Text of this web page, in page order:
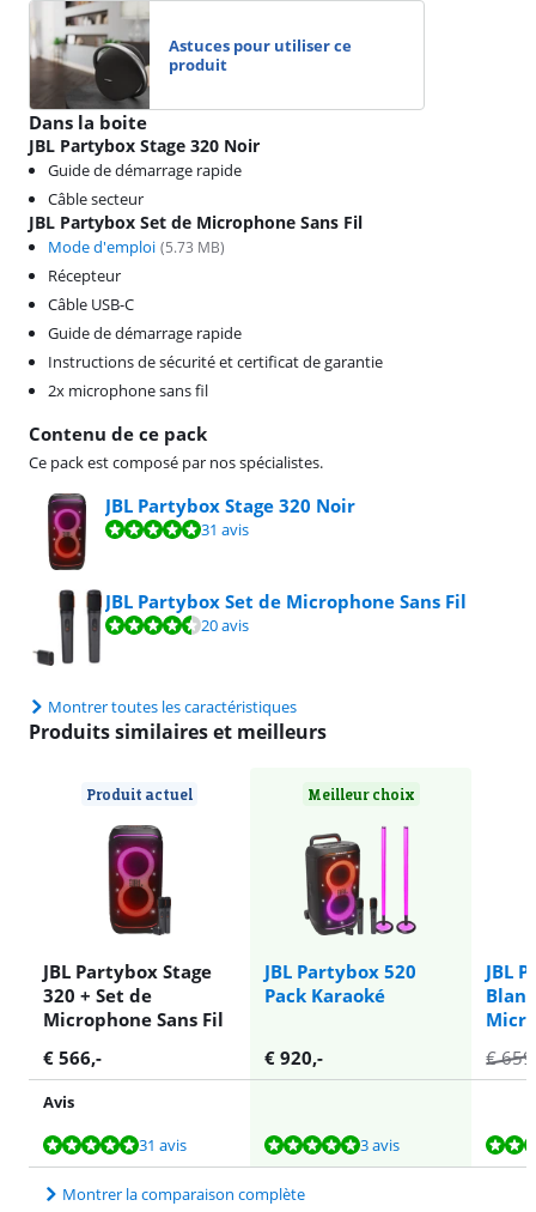
Contenu de ce pack
Ce pack est composé par nos spécialistes.
JBL Partybox Stage 320 Noir
La note est de 9,6 sur 10, basée sur 31 avis.
31 avis
JBL Partybox Set de Microphone Sans Fil
La note est de 9,2 sur 10, basée sur 20 avis.
20 avis
Montrer toutes les caractéristiques
Astuces pour utiliser ce
produit
Dans la boite
JBL Partybox Stage 320 Noir
Guide de démarrage rapide
Câble secteur
JBL Partybox Set de Microphone Sans Fil
Mode d'emploi (5.73 MB)
Récepteur
Câble USB-C
Guide de démarrage rapide
Instructions de sécurité et certificat de garantie
2x microphone sans fil
Produits similaires et meilleurs
Produit actuel
JBL Partybox Stage
320 + Set de
Microphone Sans Fil
Meilleur choix
JBL Partybox 520
Pack Karaoké
JBL
€ 566,- € 920,- €659
Avis
La note est de 9,6 sur 10, basée sur 31 avis.
31 avis
La note est de 9,6 sur 10, basée sur 3 avis. 3 avis
La note est de 9,6 sur 10, basée sur 31 avis.
La note est de 9,6 sur 10, basée sur 3 avis.
La note est de 9,2 sur 10, basée sur 5 avis.
Montrer la comparaison complète